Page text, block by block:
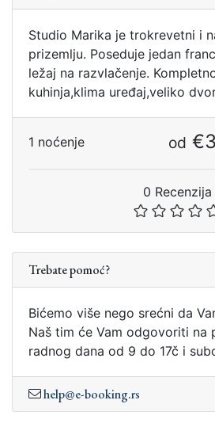
Studio Marika je trokrevetni i
prizemlju. Poseduje jedan
ležaj na razvlačenje.
kuhinja,klima uređaj,veliko
1 noćenje od
0 Recenzija
Trebate pomoć?
Bićemo više nego srećni da
Naš tim će Vam odgovoriti na
radnog dana od 9 do 17č i
help@e-booking.rs